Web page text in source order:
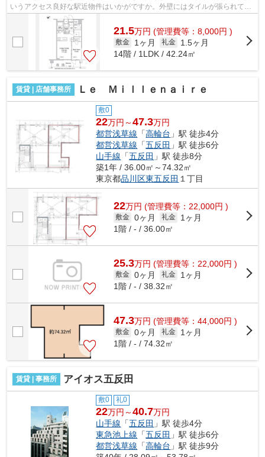
いうアクセス良好な駅近物件はいかがですか。外壁にはタイルが張られてあ
り、印象的な外観となっています。こち...
21.5万円 (管理費等：8,000円 )
敷金 1ヶ月 礼金
1.5ヶ月
14階 / 1LDK / 42.24㎡
賃貸 | 店舗事務所 Ｌｅ Ｍｉｌｌｅｎａｉｒｅ
敷0
22万円～47.3万円
都営浅草線 「高輪台 」駅 徒歩4分
都営浅草線 「五反田 」駅 徒歩6分
山手線 「五反田 」駅 徒歩8分
築1年 / 36.00㎡～74.32㎡
東京都品川区東五反田 １丁目
22万円 (管理費等：22,000円 )
敷金 0ヶ月 礼金
1ヶ月
1階 / - / 36.00㎡
25.3万円 (管理費等：22,000円 )
敷金 0ヶ月 礼金
1ヶ月
1階 / - / 38.32㎡
47.3万円 (管理費等：44,000円 )
敷金 0ヶ月 礼金
1ヶ月
1階 / - / 74.32㎡
賃貸 | 事務所 アイオス五反田
敷0 礼0
22万円～40.7万円
山手線 「五反田 」駅 徒歩4分
東急池上線 「五反田 」駅 徒歩6分
都営浅草線 「高輪台 」駅 徒歩9分